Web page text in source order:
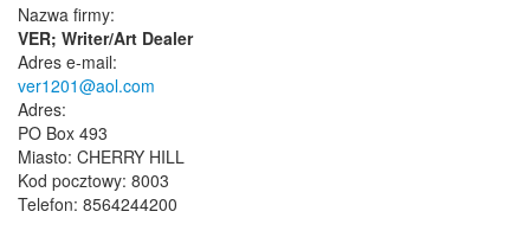
Nazwa firmy:
VER; Writer/Art Dealer
Adres e-mail:
ver1201@aol.com
Adres:
PO Box 493
Miasto: CHERRY HILL
Kod pocztowy: 8003
Telefon: 8564244200